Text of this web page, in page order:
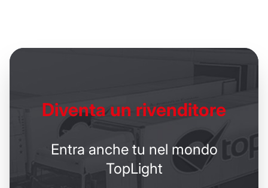
Diventa un rivenditore
Entra anche tu nel mondo
TopLight